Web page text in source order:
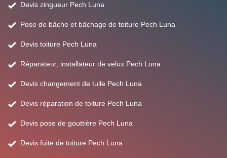
Devis zingueur Pech Luna
Pose de bâche et bâchage de toiture Pech Luna
Devis toiture Pech Luna
Réparateur, installateur de velux Pech Luna
Devis changement de tuile Pech Luna
Devis réparation de toiture Pech Luna
Devis pose de gouttière Pech Luna
Devis fuite de toiture Pech Luna